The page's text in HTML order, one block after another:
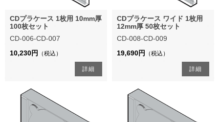
CDプラケース 1枚用 10mm厚
100枚セット
CD-006-CD-007
10,230円
（税込）
詳細
CDプラケース ワイド 1枚用
12mm厚 50枚セット
CD-008-CD-009
19,690円
（税込）
詳細